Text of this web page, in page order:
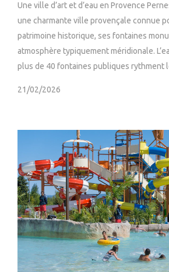
Une ville d’art et d’eau en Provence
une charmante ville provençale connue
patrimoine historique, ses fontaines
atmosphère typiquement méridionale.
plus de 40 fontaines publiques rythment
21/02/2026